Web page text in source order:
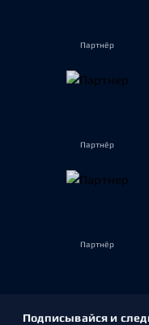
Партнёр
Партнёр
Партнёр
Подписывайся и